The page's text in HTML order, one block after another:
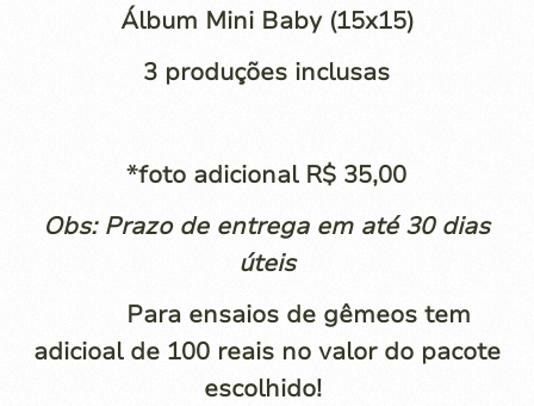
Álbum Mini Baby (15x15)
3 produções inclusas
*foto adicional R$ 35,00
Obs: Prazo de entrega em até 30 dias
úteis
Para ensaios de gêmeos tem
adicioal de 100 reais no valor do pacote
escolhido!